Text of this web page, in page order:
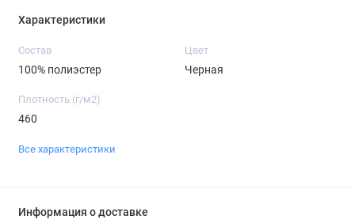
Характеристики
Состав
100% полиэстер
Цвет
Черная
Плотность (г/м2)
460
Все характеристики
Информация о доставке